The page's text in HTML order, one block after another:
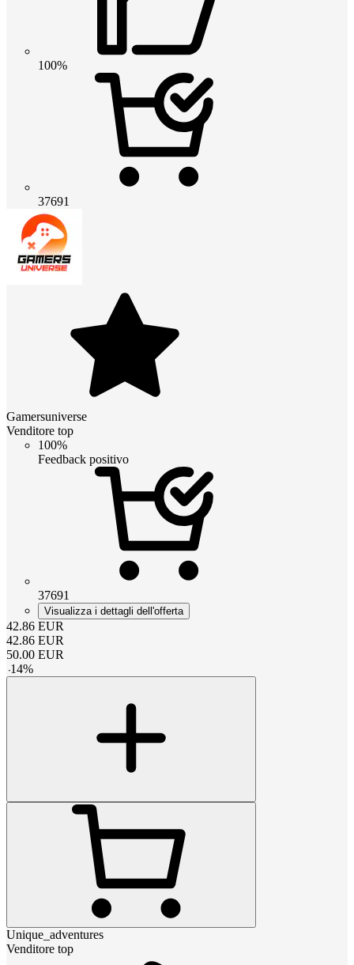
100%
37691
Gamersuniverse
Venditore top
100%
Feedback positivo
37691
Visualizza i dettagli dell'offerta
42.86 EUR
42.86 EUR
50.00 EUR
-14%
Unique_adventures
Venditore top